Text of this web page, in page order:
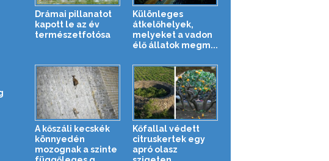
Drámai pillanatot
kapott le az év
természetfotósa
Különleges
átkelőhelyek,
melyeket a vadon
élő állatok megm...
A kőszáli kecskék
könnyedén
mozognak a szinte
Kőfallal védett
citruskertek egy
apró olasz